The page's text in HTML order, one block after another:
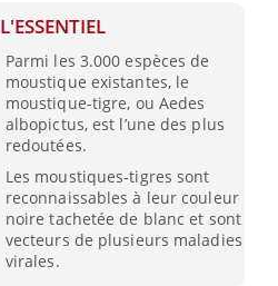
L'ESSENTIEL
Parmi les 3.000 espèces de
moustique existantes, le
moustique-tigre, ou Aedes
albopictus, est l’une des plus
redoutées.
Les moustiques-tigres sont
reconnaissables à leur couleur
noire tachetée de blanc et sont
vecteurs de plusieurs maladies
virales.